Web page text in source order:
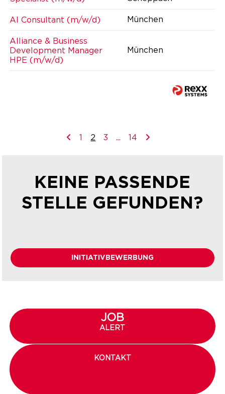
AI Consultant (m/w/d) München
Alliance & Business
Development Manager
HPE (m/w/d)
München
1 2 3 ... 14
KEINE PASSENDE
STELLE GEFUNDEN?
INITIATIVBEWERBUNG
JOB
ALERT
KONTAKT